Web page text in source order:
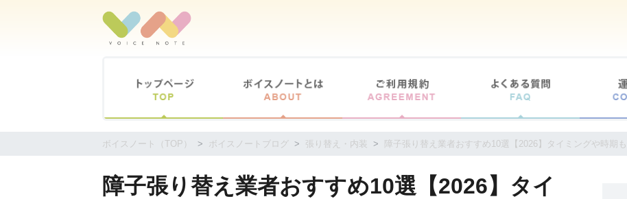
ボイスノート（TOP） ボイスノートブログ 張り替え・内装 障子張り替え業者おすすめ10選【2026】タイミングや時期も
障子張り替え業者おすすめ10選【2026】タイ